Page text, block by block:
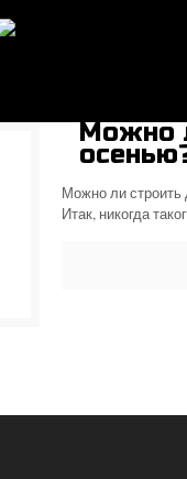
Можно
Можно ли
Итак, никогда